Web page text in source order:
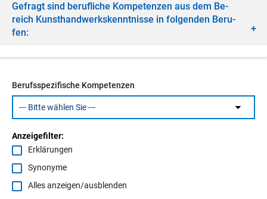
Ge­fragt sind be­ruf­li­che Kom­pe­ten­zen aus dem Be­
reich Kunst­hand­werks­kennt­nis­se in fol­gen­den Be­ru­
fen:
Berufsspezifische Kompetenzen
Anzeigefilter:
Erklärungen
Synonyme
Alles anzeigen/ausblenden